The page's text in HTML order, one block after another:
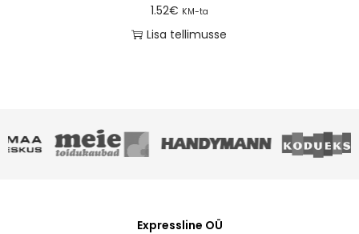
1.52€ KM-ta
Lisa tellimusse
Expressline OÜ